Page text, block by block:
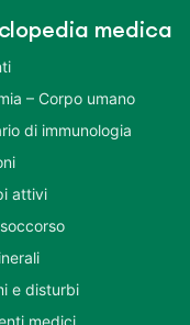
medica
– Corpo umano
di immunologia
attivi
e disturbi
medici